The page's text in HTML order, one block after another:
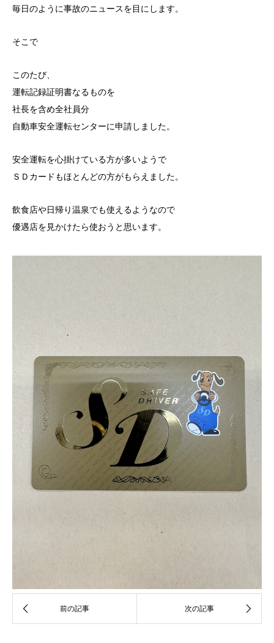
毎日のように事故のニュースを目にします。
そこで
このたび、
運転記録証明書なるものを
社長を含め全社員分
自動車安全運転センターに申請しました。
安全運転を心掛けている方が多いようで
ＳＤカードもほとんどの方がもらえました。
飲食店や日帰り温泉でも使えるようなので
優遇店を見かけたら使おうと思います。